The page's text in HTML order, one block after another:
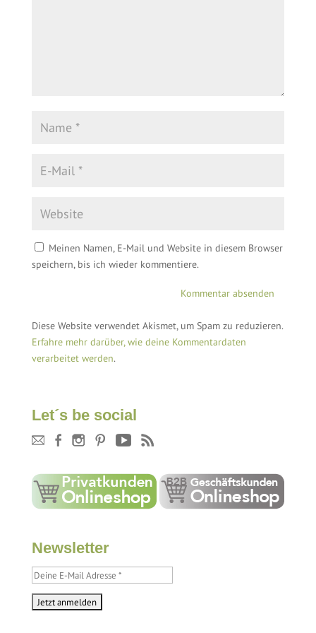
Meinen Namen, E-Mail und Website in diesem Browser
speichern, bis ich wieder kommentiere.
Diese Website verwendet Akismet, um Spam zu reduzieren.
Erfahre mehr darüber, wie deine Kommentardaten
verarbeitet werden.
Let´s be social
Newsletter